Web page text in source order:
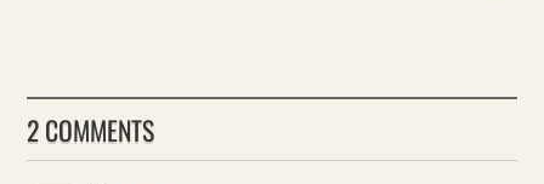
2 COMMENTS